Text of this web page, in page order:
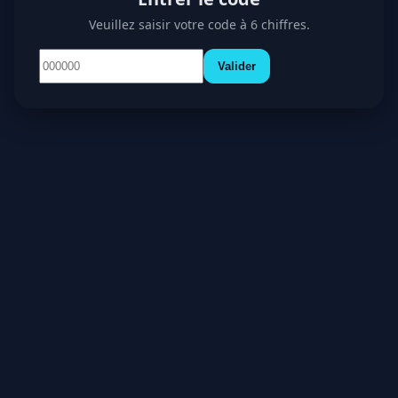
Veuillez saisir votre code à 6 chiffres.
Valider